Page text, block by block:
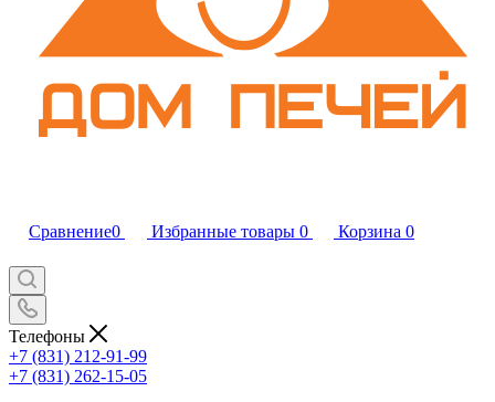
Сравнение0 Избранные товары 0 Корзина 0
Телефоны
+7 (831) 212-91-99
+7 (831) 262-15-05